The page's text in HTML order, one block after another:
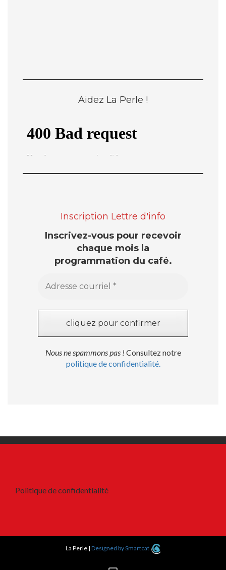
Aidez La Perle !
Inscription Lettre d'info
Inscrivez-vous pour recevoir
chaque mois la
programmation du café.
Nous ne spammons pas ! Consultez notre
politique de confidentialité.
Politique de confidentialité
La Perle | Designed by Smartcat